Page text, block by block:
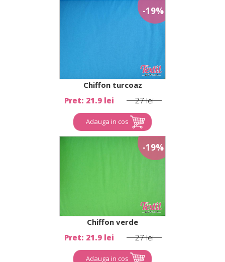
-19%
Chiffon turcoaz
Pret: 21.9 lei
27 lei
Adauga in cos
-19%
Chiffon verde
Pret: 21.9 lei
27 lei
Adauga in cos